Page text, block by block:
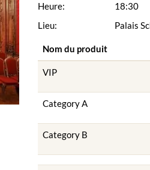
Heure:
Lieu:
18:30
Palais
Nom du produit
VIP
Category A
Category B